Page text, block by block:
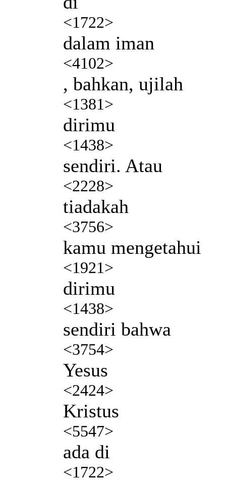
<1722>
dalam iman
<4102>
, bahkan, ujilah
<1381>
dirimu
<1438>
sendiri. Atau
<2228>
tiadakah
<3756>
kamu mengetahui
<1921>
dirimu
<1438>
sendiri bahwa
<3754>
Yesus
<2424>
Kristus
<5547>
ada di
<1722>